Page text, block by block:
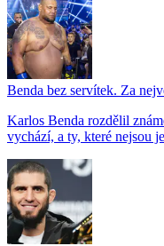
Benda bez servítek. Za
Karlos Benda rozdělil
vychází, a ty, které nejsou